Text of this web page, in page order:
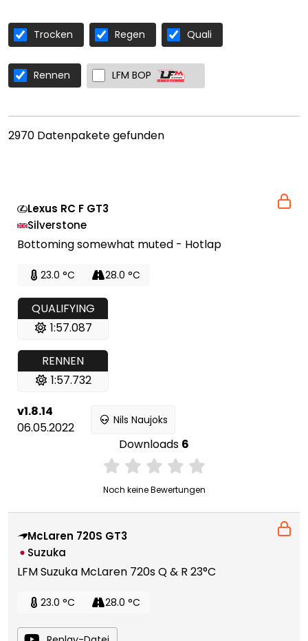
Trocken Regen Quali
Rennen LFM BOP
2970 Datenpakete gefunden
Lexus RC F GT3
Silverstone
Bottoming somewhat muted - Hotlap
23.0 °C 28.0 °C
QUALIFYING
1:57.087
RENNEN
1:57.732
v1.8.14
06.05.2022
Nils Naujoks
Downloads 6
Noch keine Bewertungen
McLaren 720S GT3
Suzuka
LFM Suzuka McLaren 720s Q & R 23°C
23.0 °C 28.0 °C